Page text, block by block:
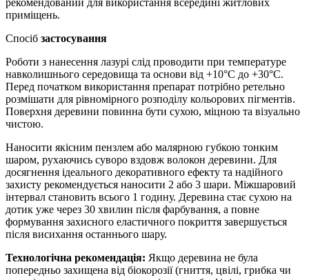
приміщень.
Спосіб застосування
Роботи з нанесення лазурі слід проводити при температуре
навколишнього середовища та основи від +10°С до +30°С.
Перед початком використання препарат потрібно ретельно
розмішати для рівномірного розподілу кольорових пігментів.
Поверхня деревини повинна бути сухою, міцною та візуально
чистою.
Наносити якісним пензлем або малярною губкою тонким
шаром, рухаючись суворо вздовж волокон деревини. Для
досягнення ідеального декоративного ефекту та надійного
захисту рекомендується наносити 2 або 3 шари. Міжшаровий
інтервал становить всього 1 годину. Деревина стає сухою на
дотик уже через 30 хвилин після фарбування, а повне
формування захисного еластичного покриття завершується
після висихання останнього шару.
Технологічна рекомендація: Якщо деревина не була
попередньо захищена від біокорозії (гниття, цвілі, грибка чи